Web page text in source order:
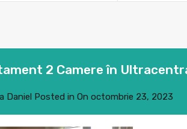
2 Camere în
Daniel Posted in On octombrie 23, 2023